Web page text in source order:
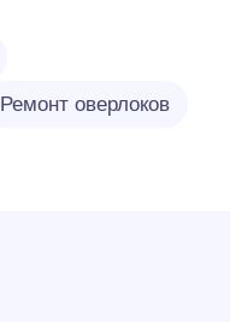
Ремонт оверлоков